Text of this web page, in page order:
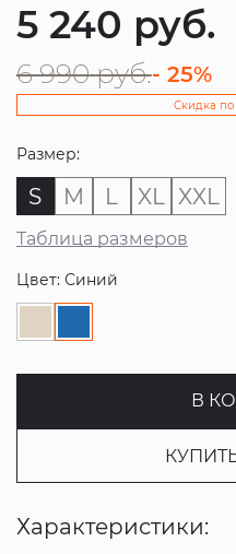
5 240 руб.
6 990 руб.- 25%
Скидка по
Размер:
S M L XL XXL
Таблица размеров
Цвет: Синий
В
Характеристики: